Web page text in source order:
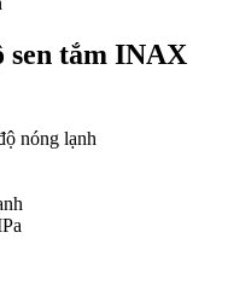
sen tắm INAX
nóng lạnh